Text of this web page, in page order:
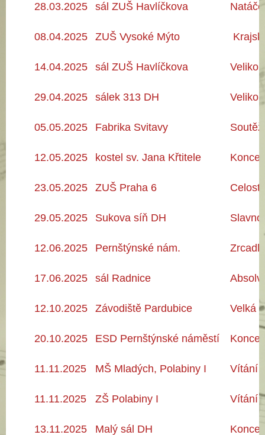
28.03.2025 sál ZUŠ Havlíčkova
08.04.2025 ZUŠ Vysoké Mýto
14.04.2025 sál ZUŠ Havlíčkova
29.04.2025 sálek 313 DH
05.05.2025 Fabrika Svitavy
12.05.2025 kostel sv. Jana Křtitele
23.05.2025 ZUŠ Praha 6
29.05.2025 Sukova síň DH
12.06.2025 Pernštýnské nám.
17.06.2025 sál Radnice
12.10.2025 Závodiště Pardubice Velká
20.10.2025 ESD Pernštýnské náměstí
11.11.2025 MŠ Mladých, Polabiny I Vítání
11.11.2025 ZŠ Polabiny I Vítání
13.11.2025 Malý sál DH